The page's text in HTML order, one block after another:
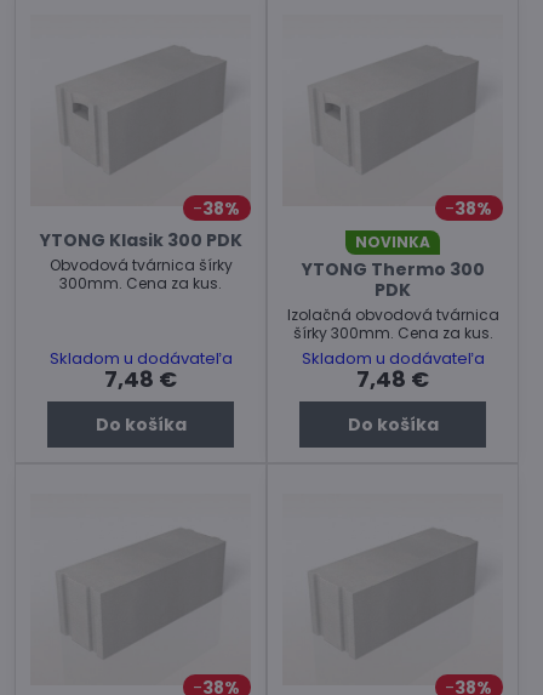
38%
YTONG Klasik 300 PDK
Obvodová tvárnica šírky
300mm. Cena za kus.
Skladom u dodávateľa
7,48 €
Do košíka
38%
NOVINKA
YTONG Thermo 300
PDK
Izolačná obvodová tvárnica
šírky 300mm. Cena za kus.
Skladom u dodávateľa
7,48 €
Do košíka
38%
38%